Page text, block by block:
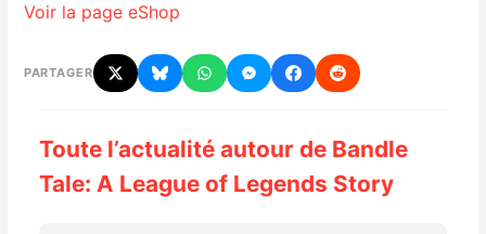
Previews
Précommandes
Voir la page eShop
PARTAGER
Toute l’actualité autour de Bandle
Tale: A League of Legends Story